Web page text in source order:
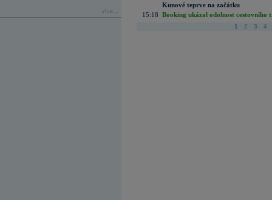
více...
Kunové teprve na začátku
15:18 Booking ukázal odolnost cestovního
1 2 3 4